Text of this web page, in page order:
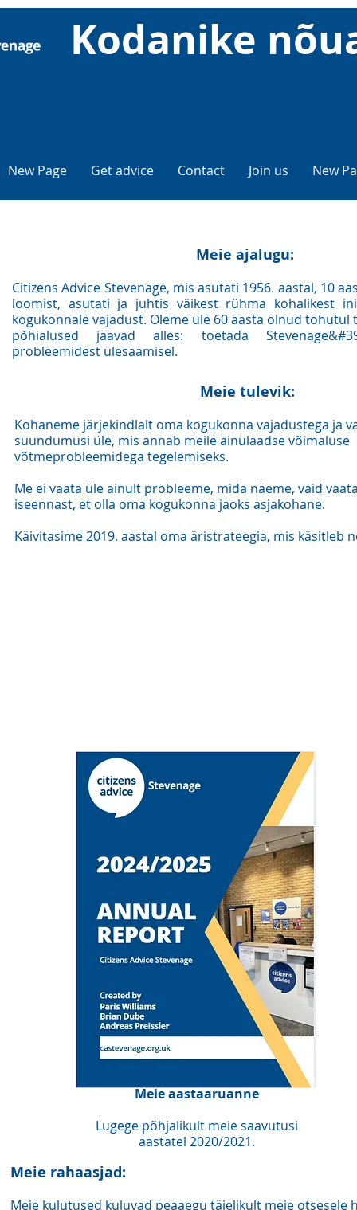
Kodanike
New Page Get advice Contact Join us New
Meie ajalugu:
Citizens Advice Stevenage, mis asutati 1956. aastal, 10
loomist, asutati ja juhtis väikest rühma kohalikest
kogukonnale vajadust. Oleme üle 60 aasta olnud tohutul
põhialused jäävad alles: toetada
probleemidest ülesaamisel.
Meie tulevik:
Kohaneme järjekindlalt oma kogukonna vajadustega ja
suundumusi üle, mis annab meile ainulaadse võimaluse
võtmeprobleemidega tegelemiseks.
Me ei vaata üle ainult probleeme, mida näeme, vaid
iseennast, et olla oma kogukonna jaoks asjakohane.
Käivitasime 2019. aastal oma äristrateegia, mis käsitleb
Meie aastaaruanne
Lugege põhjalikult meie saavutusi
aastatel 2020/2021.
Meie rahaasjad:
Meie kulutused kuluvad peaaegu täielikult meie otsesele